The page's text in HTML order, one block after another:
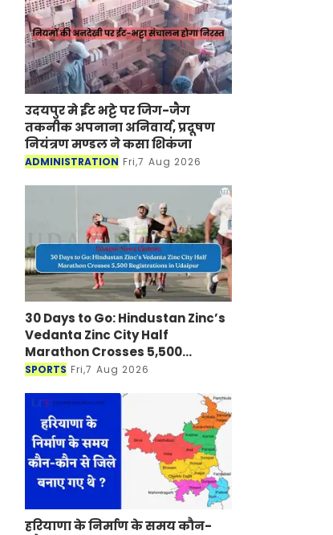
उदयपुर मे ईंट भट्टे पर जिग-जैग
तकनीक अपनाना अनिवार्य, प्रदूषण
नियंत्रण मण्डल ने कसा शिकंजा
ADMINISTRATION Fri,7 Aug 2026
30 Days to Go: Hindustan Zinc’s
Vedanta Zinc City Half
Marathon Crosses 5,500
Registrations in Udaipur
SPORTS Fri,7 Aug 2026
हरियाणा के निर्माण के समय कौन-